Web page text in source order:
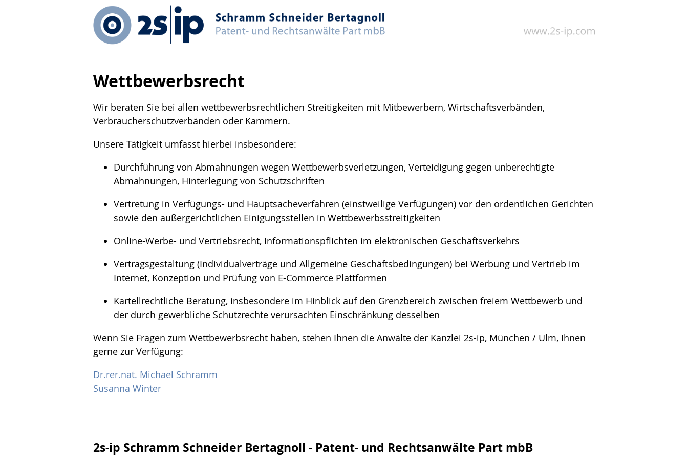
Wettbewerbs­recht
Wir beraten Sie bei allen wettbewerbsrechtlichen Streitigkeiten mit Mitbewerbern, Wirtschaftsverbänden,
Verbraucherschutzverbänden oder Kammern.
Unsere Tätigkeit umfasst hierbei insbesondere:
Durchführung von Abmahnungen wegen Wettbewerbsverletzungen, Verteidigung gegen unberechtigte
Abmahnungen, Hinterlegung von Schutzschriften
Vertretung in Verfügungs- und Hauptsacheverfahren (einstweilige Verfügungen) vor den ordentlichen Gerichten
sowie den außergerichtlichen Einigungsstellen in Wettbewerbsstreitigkeiten
Online-Werbe- und Vertriebsrecht, Informationspflichten im elektronischen Geschäftsverkehrs
Vertragsgestaltung (Individualverträge und Allgemeine Geschäftsbedingungen) bei Werbung und Vertrieb im
Internet, Konzeption und Prüfung von E-Commerce Plattformen
Kartellrechtliche Beratung, insbesondere im Hinblick auf den Grenzbereich zwischen freiem Wettbewerb und
der durch gewerbliche Schutzrechte verursachten Einschränkung desselben
Wenn Sie Fragen zum Wettbewerbsrecht haben, stehen Ihnen die Anwälte der Kanzlei 2s-ip, München / Ulm, Ihnen
gerne zur Verfügung:
Dr.rer.nat. Michael Schramm
Susanna Winter
2s-ip Schramm Schneider Bertagnoll - Patent- und Rechtsanwälte Part mbB